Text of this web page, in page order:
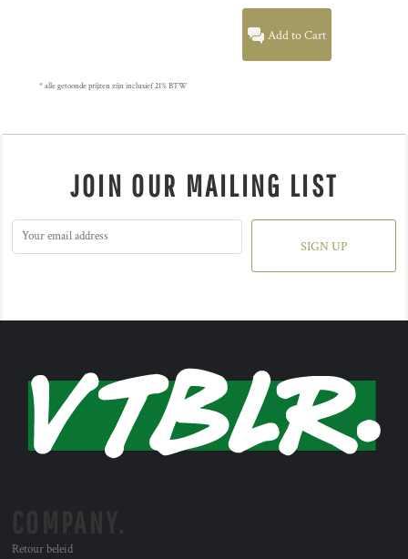
Add to Cart
* alle getoonde prijzen zijn inclusief 21% BTW
JOIN OUR MAILING LIST
SIGN UP
Retour beleid